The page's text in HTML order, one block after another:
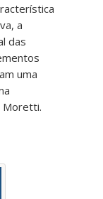
a
das
uma
Moretti.